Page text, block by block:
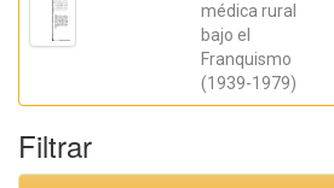
médica rural
bajo el
Franquismo
(1939-1979)
Filtrar